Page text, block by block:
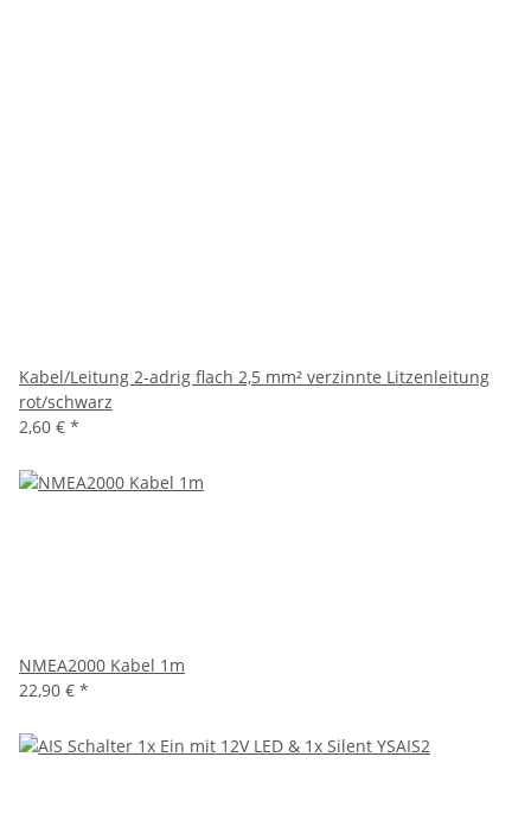
Kabel/Leitung 2-adrig flach 2,5 mm² verzinnte Litzenleitung
rot/schwarz
2,60 € *
NMEA2000 Kabel 1m
22,90 € *